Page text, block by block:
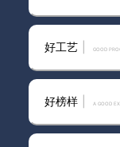
好工艺 GOOD
好榜样 A GOOD